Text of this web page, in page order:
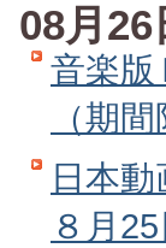
08月
音楽版
（期間
日本
８月